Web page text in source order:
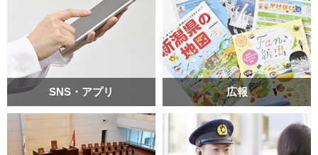
SNS・アプリ 広報